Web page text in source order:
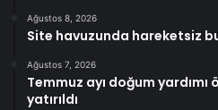
Ağustos 8, 2026
Site havuzunda hareketsiz
Ağustos 7, 2026
Temmuz ayı doğum
yatırıldı